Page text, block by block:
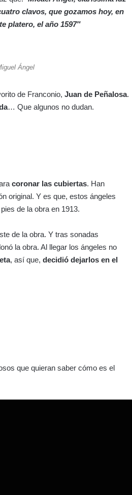
clavos, que gozamos hoy, en
platero, el año 1597″
Ángel
de Franconio, Juan de Peñalosa.
… Que algunos no dudan.
coronar las cubiertas. Han
original. Y es que, estos ángeles
de la obra en 1913.
de la obra. Y tras sonadas
la obra. Al llegar los ángeles no
, así que, decidió dejarlos en el
que quieran saber cómo es el